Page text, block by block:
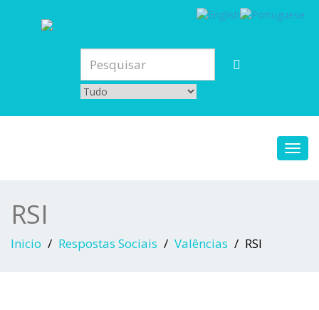
RSI
Inicio Respostas Sociais Valências RSI